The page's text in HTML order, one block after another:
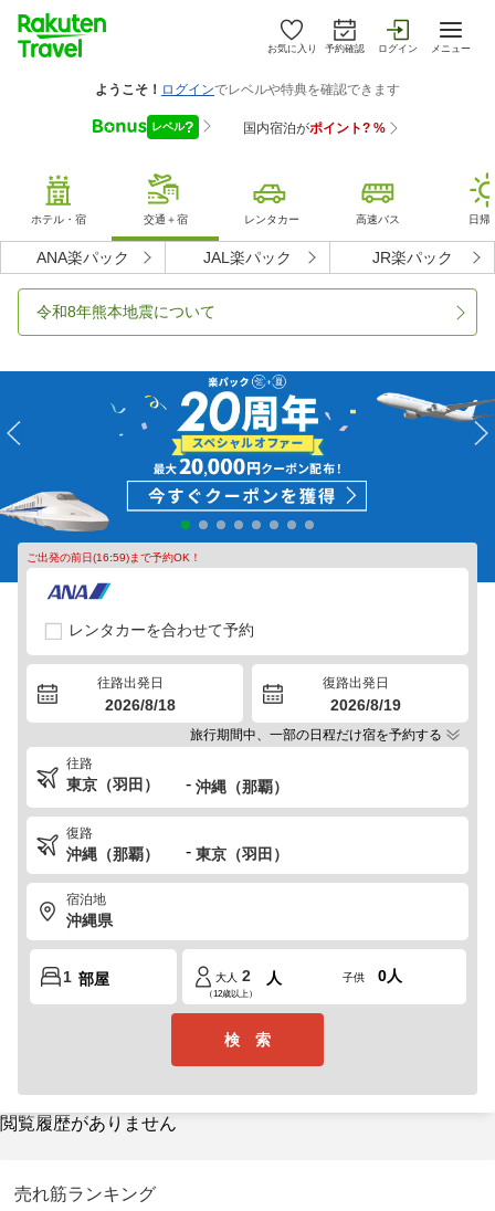
お気に入り 予約確認 ログイン メニュー
ホテル・宿 交通＋宿 レンタカー 高速バス 日帰
ANA楽パック JAL楽パック JR楽パック
令和8年熊本地震について
ご出発の前日(16:59)まで予約OK！
レンタカーを合わせて予約
往路出発日
2026/8/18
復路出発日
2026/8/19
旅行期間中、一部の日程だけ宿を予約する
往路
-
復路
-
宿泊地
部屋 大人
（12歳以上）
人 子供 0人
検 索
閲覧履歴がありません
売れ筋ランキング